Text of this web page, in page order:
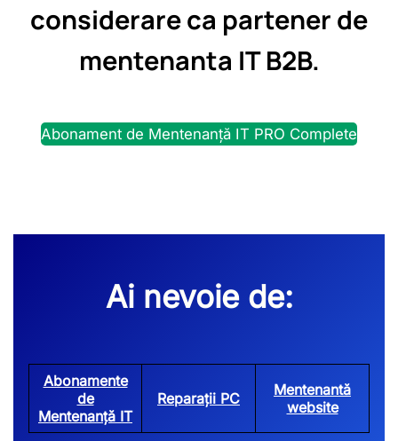
considerare ca partener de
mentenanta IT B2B.
Abonament de Mentenanță IT PRO Complete
Ai nevoie de:
Abonamente
de
Mentenanță IT
Reparații PC
Mentenantă
website